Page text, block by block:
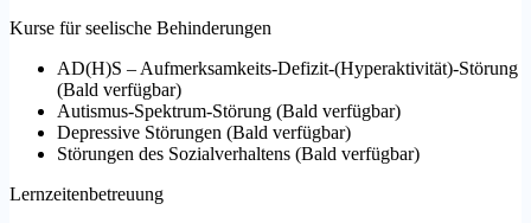
Kurse für seelische Behinderungen
AD(H)S – Aufmerksamkeits-Defizit-(Hyperaktivität)-Störung
(Bald verfügbar)
Autismus-Spektrum-Störung (Bald verfügbar)
Depressive Störungen (Bald verfügbar)
Störungen des Sozialverhaltens (Bald verfügbar)
Lernzeitenbetreuung